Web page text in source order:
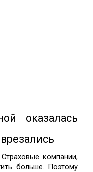
оказалась
компании,
больше. Поэтому